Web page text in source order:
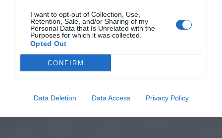
I want to opt-out of Collection, Use,
Retention, Sale, and/or Sharing of my
Personal Data that Is Unrelated with the
Purposes for which it was collected.
Opted Out
CONFIRM
Data Deletion Data Access Privacy Policy